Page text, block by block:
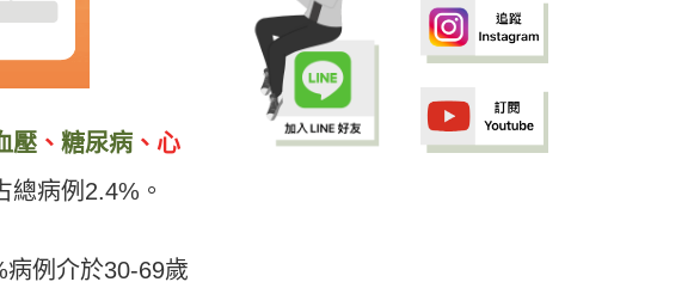
壓 、 糖尿病 、心
總病例2.4%。
例介於30-69歲